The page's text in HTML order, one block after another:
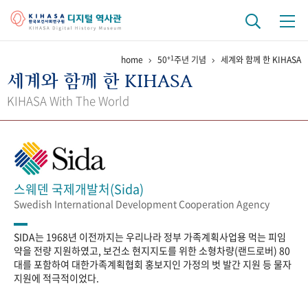
걸어온 길 기관 변천사 역대 기관장
정책과 연구 키워드로 보는 연구 역사
간행물 변천사
기록물 아카이브
사진 아카이브 문서 기록물 행정박물 영상 기록물
home 50+1주년 기념 세계와 함께 한 KIHASA
세계와 함께 한 KIHASA
KIHASA With The World
스웨덴 국제개발처(Sida)
Swedish International Development Cooperation Agency
SIDA는 1968년 이전까지는 우리나라 정부 가족계획사업용 먹는 피임
약을 전량 지원하였고, 보건소 현지지도를 위한 소형차량(랜드로버) 80
대를 포함하여 대한가족계획협회 홍보지인 가정의 벗 발간 지원 등 물자
지원에 적극적이었다.